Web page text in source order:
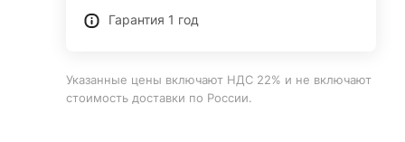
Гарантия 1 год
Указанные цены включают НДС 22% и не включают
стоимость доставки по России.